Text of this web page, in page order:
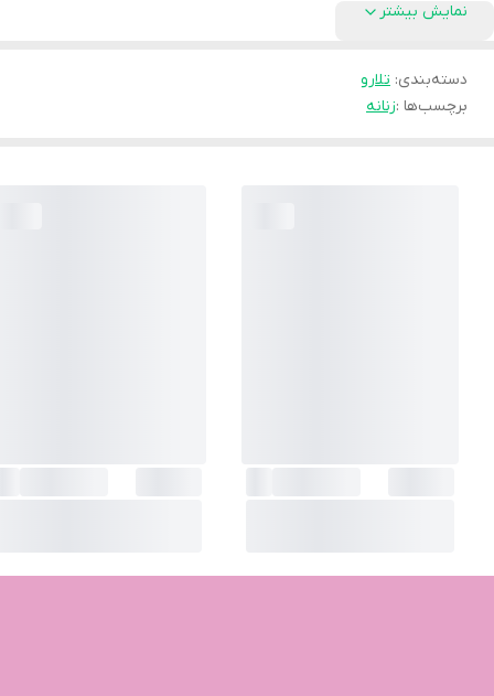
نمایش بیشتر
دسته‌بندی: تلارو
برچسب‌ها :زنانه